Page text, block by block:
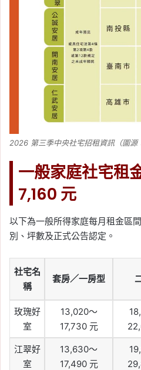
2026 第三季中央社宅招租資訊（圖源
一般家庭社宅租
7,160 元
以下為一般所得家庭每月租金區
別、坪數及正式公告認定。
社宅名
稱
套房／一房型
玫瑰好
室
13,020～
17,730 元
江翠好
室
13,630～
17,490 元